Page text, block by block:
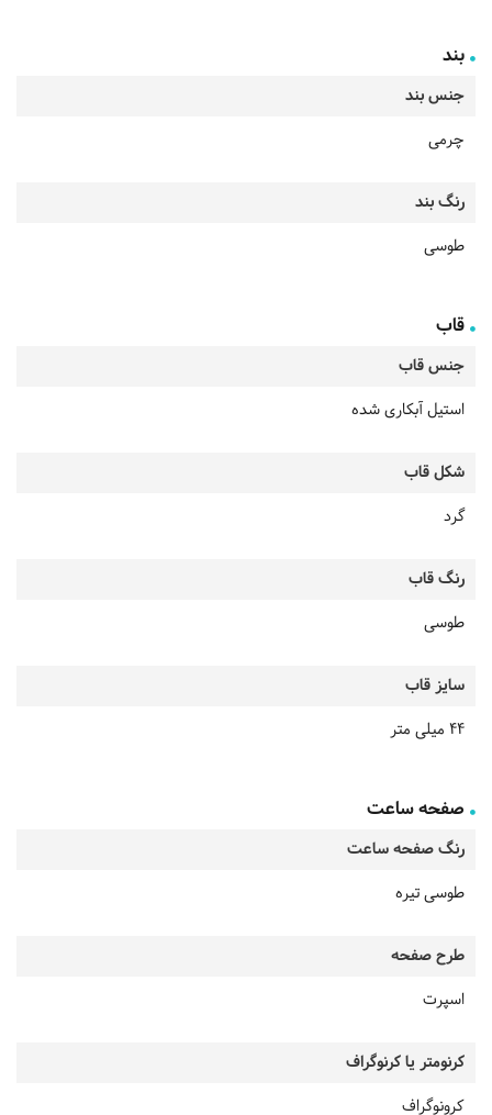
بند
جنس بند
چرمی
رنگ بند
طوسی
قاب
جنس قاب
استیل آبکاری شده
شکل قاب
گرد
رنگ قاب
طوسی
سایز قاب
44 میلی متر
صفحه ساعت
رنگ صفحه ساعت
طوسی تیره
طرح صفحه
اسپرت
کرنومتر یا کرنوگراف
کرونوگراف